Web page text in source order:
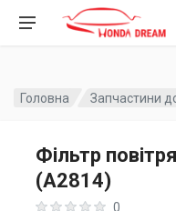
Головна Запчастини
Фільтр
(A2814)
0